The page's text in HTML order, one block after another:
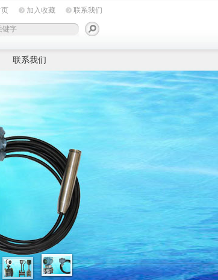
加入收藏 联系我们
联系我们